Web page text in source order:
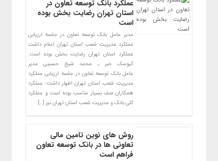
عملکرد بانک توسعه تعاون در
استان تهران رضایت بخش بوده
است
مدیر عامل بانک توسعه تعاون در جلسه ارزیابی
عملکرد مدیریت شعب استان تهران اعلام داشت
عملکرد استان تهران رضایت بخش بوده است.
کیوسک خبر ـ محمد شیخ حسینی مدیر
عامل بانک توسعه تعاون در جلسه ارزیابی عملکرد
مدیریت شعب استان تهران اظهار داشت: عملکرد
همکاران صف بسیار مناسب بوده است و عملکرد
کلی بانک و مدیریت شعب استان تهران نیز […]
روش های نوین تامین مالی
تعاونی ها در بانک توسعه تعاون
فراهم است